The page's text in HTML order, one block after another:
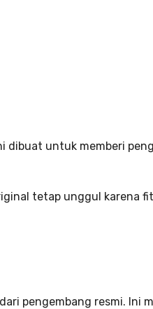
dibuat untuk memberi
tetap unggul karena
pengembang resmi. Ini